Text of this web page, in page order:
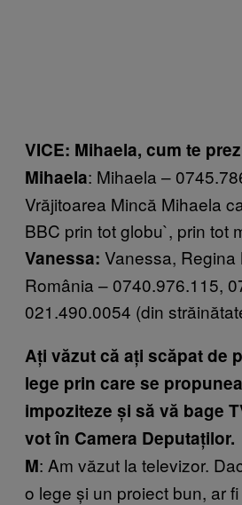
VICE: Mihaela, cum te
Mihaela: Mihaela –
Vrăjitoarea Mincă Mihaela
BBC prin tot globu`, prin tot
Vanessa: Vanessa, Regina
România – 0740.976.115,
021.490.0054 (din
Ați văzut că ați scăpat de
lege prin care se
impoziteze și să vă bage
vot în Camera Deputaților.
M: Am văzut la televizor.
o lege și un proiect bun, ar